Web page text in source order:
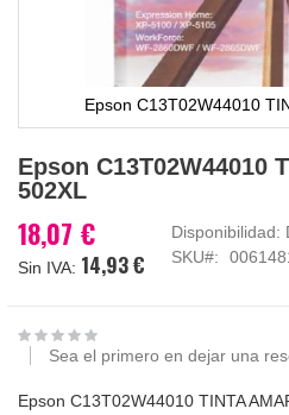
Epson C13T02W44010
al
comienzo
la
galería
Epson C13T02W44010
502XL
18,07 €
14,93 €
Disponibilidad:
SKU
Sea el primero en dejar una
Epson C13T02W44010 TINTA